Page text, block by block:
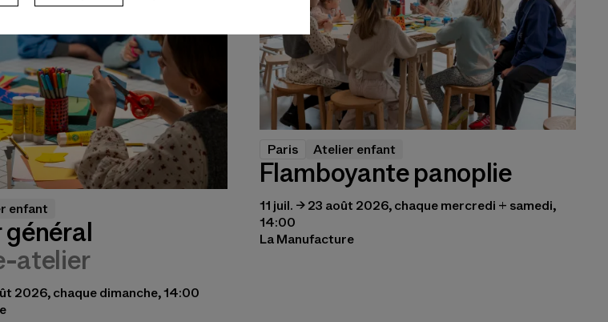
enfant
général
atelier
2026, chaque dimanche, 14:00
Paris Atelier enfant
Flamboyante panoplie
11 juil. → 23 août 2026, chaque mercredi + samedi,
14:00
La Manufacture